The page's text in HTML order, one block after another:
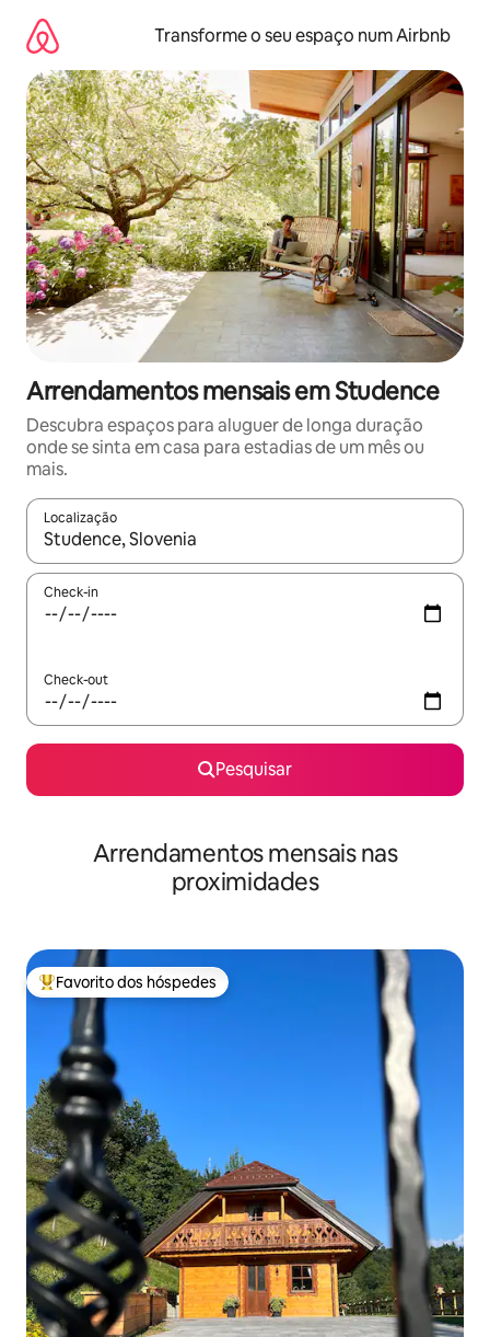
para
conteúdo
Transforme o seu espaço num Airbnb
Arrendamentos mensais em Studence
Descubra espaços para aluguer de longa duração
onde se sinta em casa para estadias de um mês ou
mais.
Localização
Quando os resultados estiverem disponíveis, navegue com
Check-in
Check-out
Pesquisar
Arrendamentos mensais nas
proximidades
Favoritos dos hóspedes mais apreciados
Favorito dos hóspedes